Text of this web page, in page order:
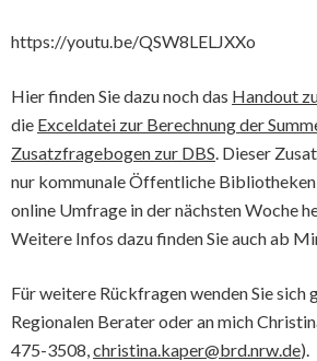
https://youtu.be/QSW8LELJXXo
Hier finden Sie dazu noch das Handout
die Exceldatei zur Berechnung der
Zusatzfragebogen zur DBS. Dieser
nur kommunale Öffentliche
online Umfrage in der nächsten Woche
Weitere Infos dazu finden Sie auch ab
Für weitere Rückfragen wenden Sie sich
Regionalen Berater oder an mich
475-3508,christina.kaper@brd.nrw.de).